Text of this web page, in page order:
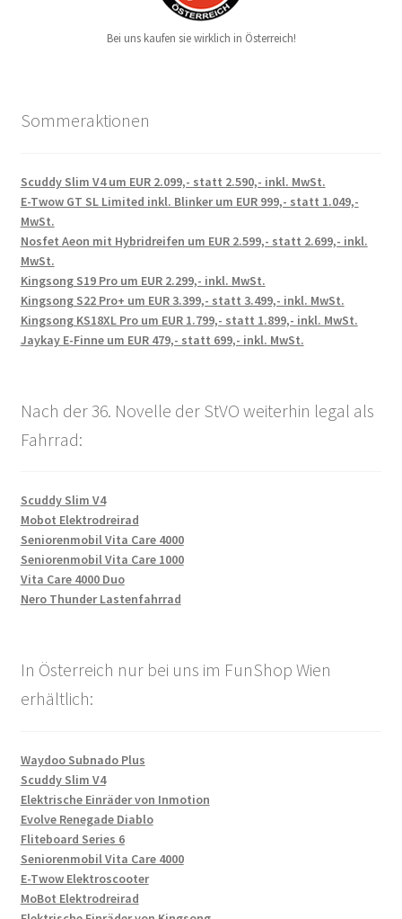
Bei uns kaufen sie wirklich in Österreich!
Sommeraktionen
Scuddy Slim V4 um EUR 2.099,- statt 2.590,- inkl. MwSt.
E-Twow GT SL Limited inkl. Blinker um EUR 999,- statt 1.049,-
MwSt.
Nosfet Aeon mit Hybridreifen um EUR 2.599,- statt 2.699,- inkl.
MwSt.
Kingsong S19 Pro um EUR 2.299,- inkl. MwSt.
Kingsong S22 Pro+ um EUR 3.399,- statt 3.499,- inkl. MwSt.
Kingsong KS18XL Pro um EUR 1.799,- statt 1.899,- inkl. MwSt.
Jaykay E-Finne um EUR 479,- statt 699,- inkl. MwSt.
Nach der 36. Novelle der StVO weiterhin legal als
Fahrrad:
Scuddy Slim V4
Mobot Elektrodreirad
Seniorenmobil Vita Care 4000
Seniorenmobil Vita Care 1000
Vita Care 4000 Duo
Nero Thunder Lastenfahrrad
In Österreich nur bei uns im FunShop Wien
erhältlich:
Waydoo Subnado Plus
Scuddy Slim V4
Elektrische Einräder von Inmotion
Evolve Renegade Diablo
Fliteboard Series 6
Seniorenmobil Vita Care 4000
E-Twow Elektroscooter
MoBot Elektrodreirad